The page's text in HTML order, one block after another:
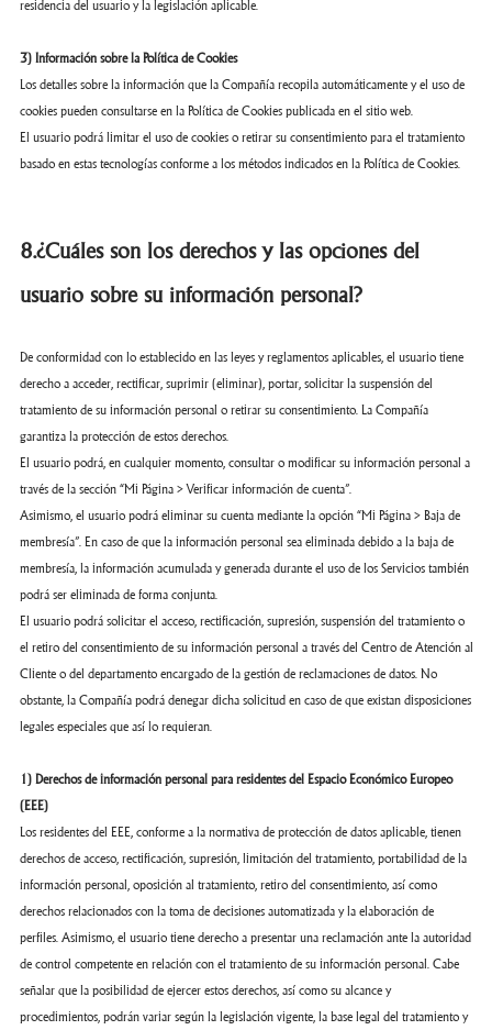
residencia del usuario y la legislación aplicable.
3) Información sobre la Política de Cookies
Los detalles sobre la información que la Compañía recopila automáticamente y el uso de
cookies pueden consultarse en la Política de Cookies publicada en el sitio web.
El usuario podrá limitar el uso de cookies o retirar su consentimiento para el tratamiento
basado en estas tecnologías conforme a los métodos indicados en la Política de Cookies.
8.¿Cuáles son los derechos y las opciones del
usuario sobre su información personal?
De conformidad con lo establecido en las leyes y reglamentos aplicables, el usuario tiene
derecho a acceder, rectificar, suprimir (eliminar), portar, solicitar la suspensión del
tratamiento de su información personal o retirar su consentimiento. La Compañía
garantiza la protección de estos derechos.
El usuario podrá, en cualquier momento, consultar o modificar su información personal a
través de la sección “Mi Página > Verificar información de cuenta”.
Asimismo, el usuario podrá eliminar su cuenta mediante la opción “Mi Página > Baja de
membresía”. En caso de que la información personal sea eliminada debido a la baja de
membresía, la información acumulada y generada durante el uso de los Servicios también
podrá ser eliminada de forma conjunta.
El usuario podrá solicitar el acceso, rectificación, supresión, suspensión del tratamiento o
el retiro del consentimiento de su información personal a través del Centro de Atención al
Cliente o del departamento encargado de la gestión de reclamaciones de datos. No
obstante, la Compañía podrá denegar dicha solicitud en caso de que existan disposiciones
legales especiales que así lo requieran.
1) Derechos de información personal para residentes del Espacio Económico Europeo
(EEE)
Los residentes del EEE, conforme a la normativa de protección de datos aplicable, tienen
derechos de acceso, rectificación, supresión, limitación del tratamiento, portabilidad de la
información personal, oposición al tratamiento, retiro del consentimiento, así como
derechos relacionados con la toma de decisiones automatizada y la elaboración de
perfiles. Asimismo, el usuario tiene derecho a presentar una reclamación ante la autoridad
de control competente en relación con el tratamiento de su información personal. Cabe
señalar que la posibilidad de ejercer estos derechos, así como su alcance y
procedimientos, podrán variar según la legislación vigente, la base legal del tratamiento y